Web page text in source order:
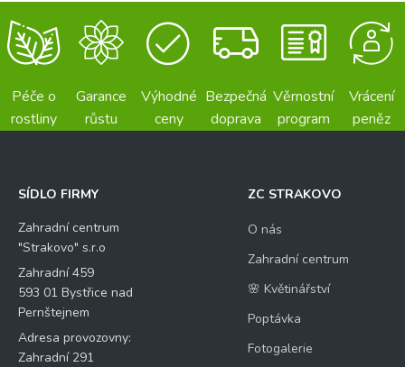
Péče o
rostliny
Garance
růstu
Výhodné
ceny
Bezpečná
doprava
Věrnostní
program
Vrácení
peněz
SÍDLO FIRMY
Zahradní centrum
"Strakovo" s.r.o
Zahradní 459
593 01 Bystřice nad
Pernštejnem
Adresa provozovny:
Zahradní 291
ZC STRAKOVO
O nás
Zahradní centrum
🌸 Květinářství
Poptávka
Fotogalerie